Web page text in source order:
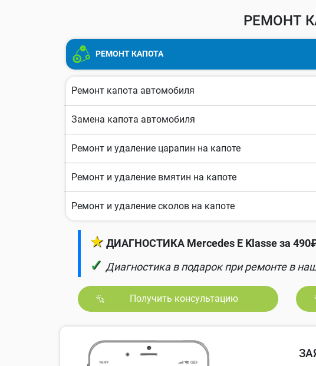
РЕМОНТ
РЕМОНТ КАПОТА
Ремонт капота автомобиля
Замена капота автомобиля
Ремонт и удаление царапин на капоте
Ремонт и удаление вмятин на капоте
Ремонт и удаление сколов на капоте
★ ДИАГНОСТИКА Mercedes E Klasse за
✓ Диагностика в подарок при ремонте в
Получить консультацию